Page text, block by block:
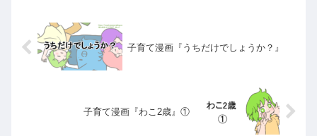
子育て漫画『うちだけでしょうか？』
子育て漫画『わこ2歳』①